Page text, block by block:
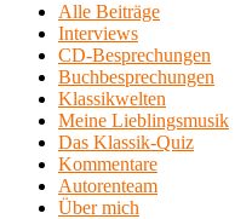
Alle Beiträge
Interviews
CD-Besprechungen
Buchbesprechungen
Klassikwelten
Meine Lieblingsmusik
Das Klassik-Quiz
Kommentare
Autorenteam
Über mich